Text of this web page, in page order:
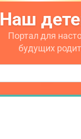
Наш
Портал для
будущих